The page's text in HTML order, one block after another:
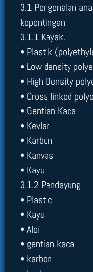
3.1 Pengenalan
kepentingan
3.1.1 Kayak.
• Plastik
• Low density
• High Density
• Cross linked
• Gentian Kaca
• Kevlar
• Karbon
• Kanvas
• Kayu
3.1.2 Pendayung
• Plastic
• Kayu
• Aloi
• gentian kaca
• karbon